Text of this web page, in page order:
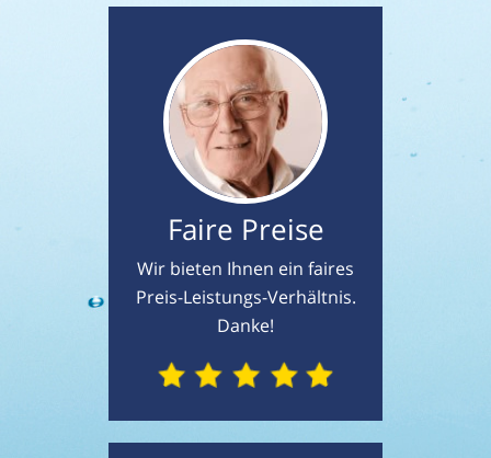
Faire Preise
Wir bieten Ihnen ein faires
Preis-Leistungs-Verhältnis.
Danke!